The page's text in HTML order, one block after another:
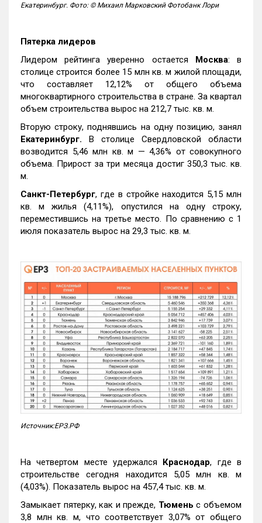
Екатеринбург. Фото: © Михаил Марковский Фотобанк Лори
Пятерка лидеров
Лидером рейтинга уверенно остается Москва: в
столице строится более 15 млн кв. м жилой площади,
что составляет 12,12% от общего объема
многоквартирного строительства в стране. За квартал
объем строительства вырос на 212,7 тыс. кв. м.
Вторую строку, поднявшись на одну позицию, занял
Екатеринбург. В столице Свердловской области
возводится 5,46 млн кв. м — 4,36% от совокупного
объема. Прирост за три месяца достиг 350,3 тыс. кв.
м.
Санкт-Петербург, где в стройке находится 5,15 млн
кв. м жилья (4,11%), опустился на одну строку,
переместившись на третье место. По сравнению с 1
июля показатель вырос на 29,3 тыс. кв. м.
Источник:ЕРЗ.РФ
На четвертом месте удержался Краснодар, где в
строительстве сегодня находится 5,05 млн кв. м
(4,03%). Показатель вырос на 457,4 тыс. кв. м.
Замыкает пятерку, как и прежде, Тюмень с объемом
3,8 млн кв. м, что соответствует 3,07% от общего